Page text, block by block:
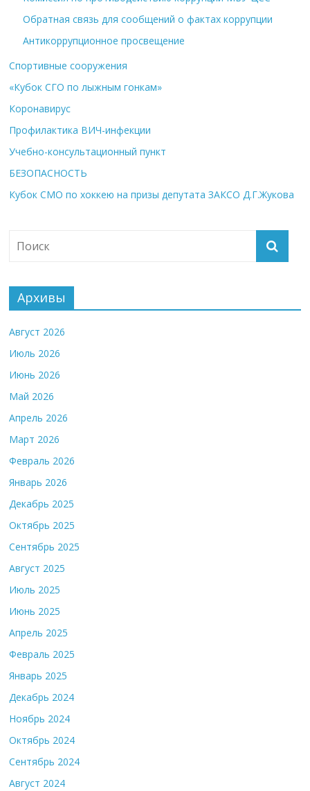
Обратная связь для сообщений о фактах коррупции
Антикоррупционное просвещение
Спортивные сооружения
«Кубок СГО по лыжным гонкам»
Коронавирус
Профилактика ВИЧ-инфекции
Учебно-консультационный пункт
БЕЗОПАСНОСТЬ
Кубок СМО по хоккею на призы депутата ЗАКСО Д.Г.Жукова
Архивы
Август 2026
Июль 2026
Июнь 2026
Май 2026
Апрель 2026
Март 2026
Февраль 2026
Январь 2026
Декабрь 2025
Октябрь 2025
Сентябрь 2025
Август 2025
Июль 2025
Июнь 2025
Апрель 2025
Февраль 2025
Январь 2025
Декабрь 2024
Ноябрь 2024
Октябрь 2024
Сентябрь 2024
Август 2024